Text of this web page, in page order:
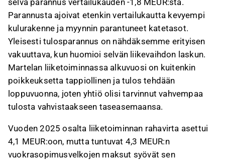
selvä parannus vertailukauden -1,8 MEUR:sta.
Parannusta ajoivat etenkin vertailukautta kevyempi
kulurakenne ja myynnin parantuneet katetasot.
Yleisesti tulosparannus on nähdäksemme erityisen
vakuuttava, kun huomioi selvän liikevaihdon laskun.
Martelan liiketoiminnassa alkuvuosi on kuitenkin
poikkeuksetta tappiollinen ja tulos tehdään
loppuvuonna, joten yhtiö olisi tarvinnut vahvempaa
tulosta vahvistaakseen taseasemaansa.
Vuoden 2025 osalta liiketoiminnan rahavirta asettui
4,1 MEUR:oon, mutta tuntuvat 4,3 MEUR:n
vuokrasopimusvelkojen maksut syövät sen